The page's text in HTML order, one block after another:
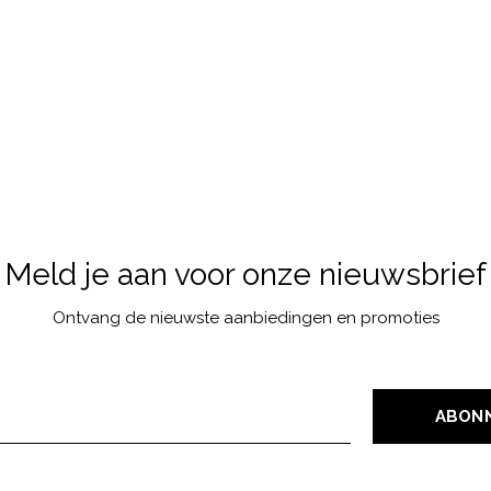
Meld je aan voor onze nieuwsbrief
Ontvang de nieuwste aanbiedingen en promoties